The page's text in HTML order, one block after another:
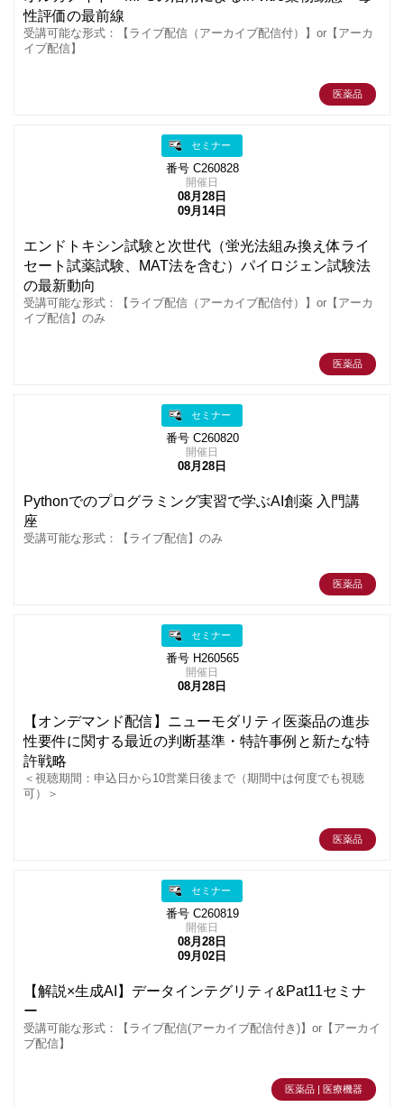
性評価の最前線
受講可能な形式：【ライブ配信（アーカイブ配信付）】or【アーカ
イブ配信】
医薬品
セミナー
番号 C260828
開催日
08月28日
09月14日
エンドトキシン試験と次世代（蛍光法組み換え体ライ
セート試薬試験、MAT法を含む）パイロジェン試験法
の最新動向
受講可能な形式：【ライブ配信（アーカイブ配信付）】or【アーカ
イブ配信】のみ
医薬品
セミナー
番号 C260820
開催日
08月28日
Pythonでのプログラミング実習で学ぶAI創薬 入門講
座
受講可能な形式：【ライブ配信】のみ
医薬品
セミナー
番号 H260565
開催日
08月28日
【オンデマンド配信】ニューモダリティ医薬品の進歩
性要件に関する最近の判断基準・特許事例と新たな特
許戦略
＜視聴期間：申込日から10営業日後まで（期間中は何度でも視聴
可）＞
医薬品
セミナー
番号 C260819
開催日
08月28日
09月02日
【解説×生成AI】データインテグリティ&Pat11セミナ
ー
受講可能な形式：【ライブ配信(アーカイブ配信付き)】or【アーカイ
ブ配信】
医薬品 | 医療機器